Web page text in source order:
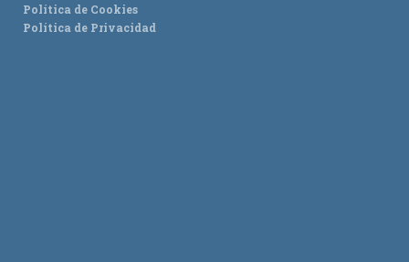
Política de Cookies
Política de Privacidad